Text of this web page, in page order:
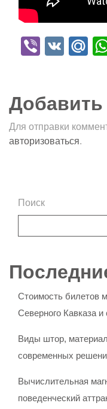
Viber
VK
Для отправки
авторизоваться.
Поиск
Стоимость билетов
Северного Кавказа и
Виды штор,
современных
Вычислительная
поведенческий